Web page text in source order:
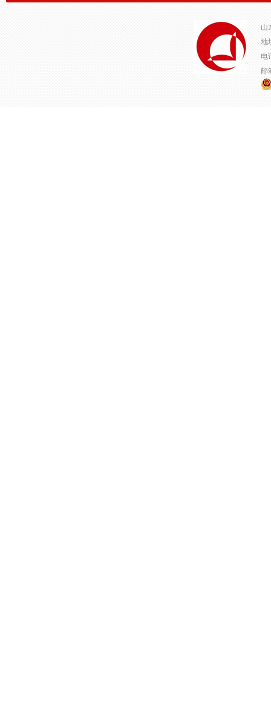
山
地
电
邮